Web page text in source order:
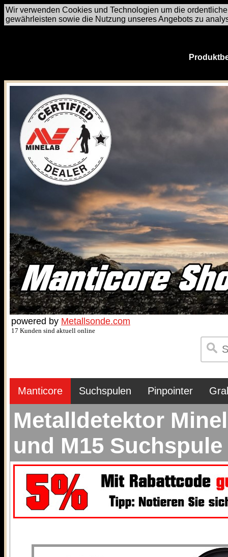
Wir verwenden Cookies und Technologien um die
gewährleisten sowie die Nutzung unseres Angebots zu
powered by Metallsonde.com
17 Kunden sind aktuell online
Manticore Suchspulen Pinpointer
Metalldetektor
und M15 Suchspule